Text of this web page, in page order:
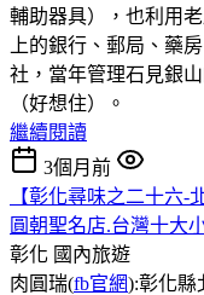
輔助器具），也利用
上的銀行、郵局、藥
社，當年管理石見銀
（好想住）。
繼續閱讀
3個月前
【彰化尋味之二十六-
圓朝聖名店.台灣十大
彰化 國內旅遊
肉圓瑞(fb官網):彰化縣